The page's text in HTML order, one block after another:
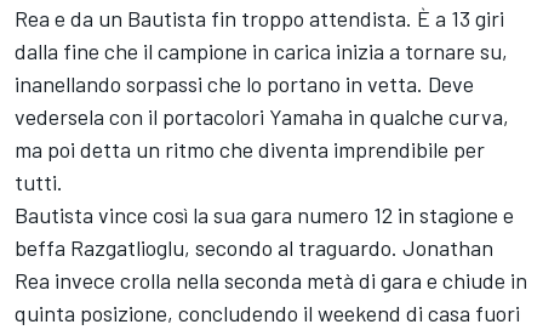
Rea e da un Bautista fin troppo attendista. È a 13 giri
dalla fine che il campione in carica inizia a tornare su,
inanellando sorpassi che lo portano in vetta. Deve
vedersela con il portacolori Yamaha in qualche curva,
ma poi detta un ritmo che diventa imprendibile per
tutti.
Bautista vince così la sua gara numero 12 in stagione e
beffa Razgatlioglu, secondo al traguardo. Jonathan
Rea invece crolla nella seconda metà di gara e chiude in
quinta posizione, concludendo il weekend di casa fuori